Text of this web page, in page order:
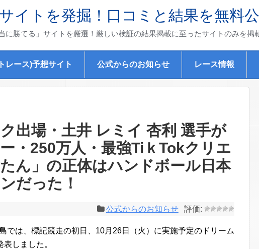
イトを発掘！口コミと結果を無料
に勝てる」サイトを厳選！厳しい検証の結果掲載に至ったサイトのみを掲
レース)予想サイト 公式からのお知らせ レース情報
出場・土井 レミイ 杏利 選手が
・250万人・最強TiｋTokクリエ
ん」の正体はハンドボール日本
だった！
公式からのお知らせ
では、標記競走の初日、10月26日（火）に実施予定のドリーム
しました。